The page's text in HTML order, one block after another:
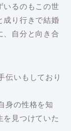
いるのもこの世
成り行きで結婚
、自分と向き合
伝いもしており
身の性格を知
を見つけていた